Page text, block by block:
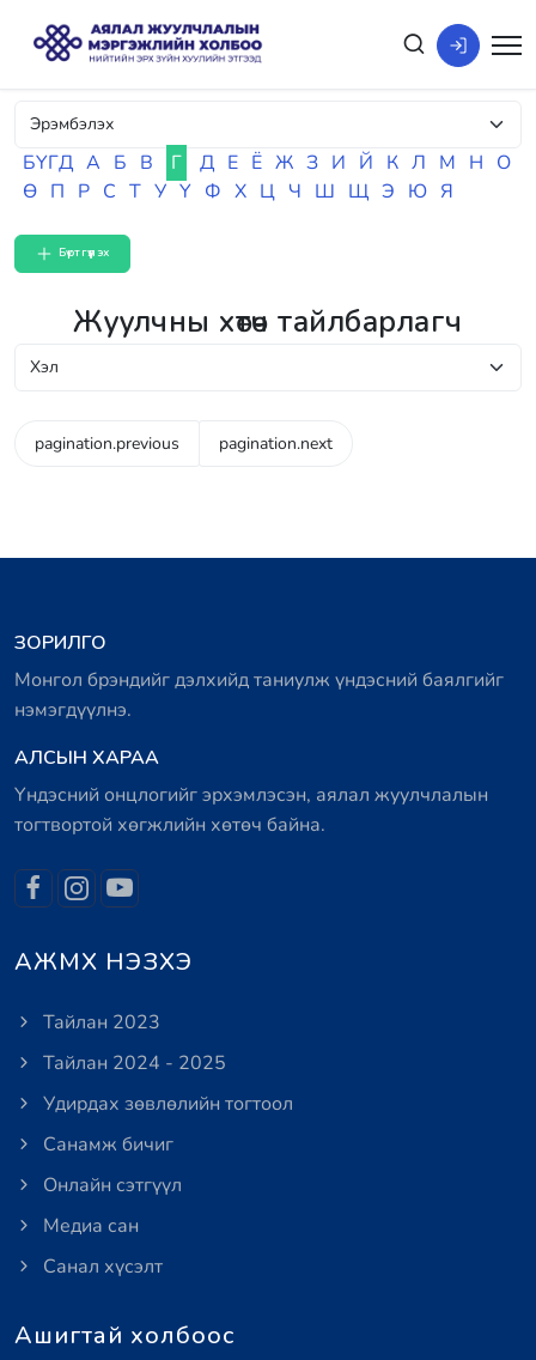
БҮГД А Б В Г Д Е Ё Ж З И Й К Л М Н О
Ө П Р С Т У Ү Ф Х Ц Ч Ш Щ Э Ю Я
Бүртгүүлэх
Жуулчны хөтөч тайлбарлагч
pagination.previous pagination.next
ЗОРИЛГО
Монгол брэндийг дэлхийд таниулж үндэсний баялгийг
нэмэгдүүлнэ.
АЛСЫН ХАРАА
Үндэсний онцлогийг эрхэмлэсэн, аялал жуулчлалын
тогтвортой хөгжлийн хөтөч байна.
АЖМХ НЭЗХЭ
Тайлан 2023
Тайлан 2024 - 2025
Удирдах зөвлөлийн тогтоол
Санамж бичиг
Онлайн сэтгүүл
Медиа сан
Санал хүсэлт
Ашигтай холбоос